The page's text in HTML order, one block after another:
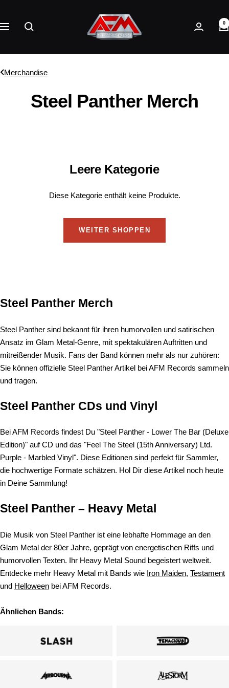
Inhalt
Navigation
AFM
Records
0
Merchandise
Steel Panther Merch
Leere Kategorie
Diese Kategorie enthält keine Produkte.
WEITER SHOPPEN
Steel Panther Merch
Steel Panther sind bekannt für ihren humorvollen und satirischen
Ansatz im Glam Metal-Genre, mit spektakulären Auftritten und
mitreißender Musik. Fans der Band können mehr als nur zuhören:
Sie können offizielle Steel Panther Artikel bei AFM Records sammeln
und tragen.
Steel Panther CDs und Vinyl
Bei AFM Records findest Du "Steel Panther - Lower The Bar (Deluxe
Edition)" auf CD und das "Feel The Steel (15th Anniversary) Ltd.
Purple - Marbled Vinyl". Diese Editionen sind perfekt für Sammler,
die hochwertige Formate schätzen. Hol Dir diese Artikel noch heute
in Deine Sammlung!
Steel Panther – Heavy Metal
Die Musik von Steel Panther ist eine lebhafte Hommage an den
Glam Metal der 80er Jahre, geprägt von energetischen Riffs und
humorvollen Texten. Ihr Heavy Metal Sound begeistert weltweit.
Entdecke mehr Heavy Metal mit Bands wie Iron Maiden, Testament
und Helloween bei AFM Records.
Ähnlichen Bands: